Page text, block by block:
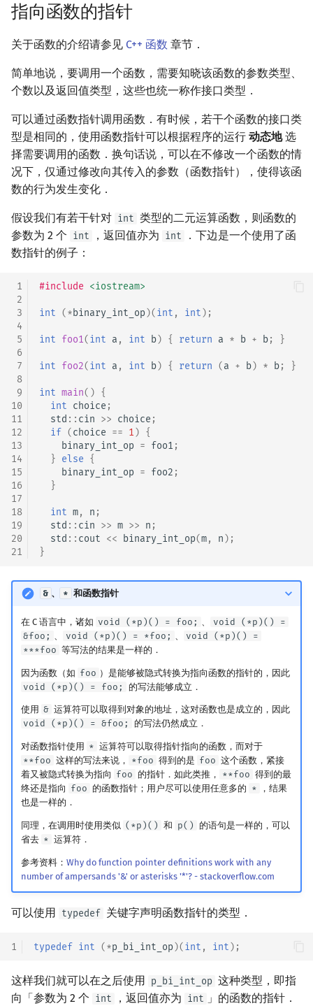
指向函数的指针
关于函数的介绍请参见 C++ 函数 章节．
简单地说，要调用一个函数，需要知晓该函数的参数类型、
个数以及返回值类型，这些也统一称作接口类型．
可以通过函数指针调用函数．有时候，若干个函数的接口类
型是相同的，使用函数指针可以根据程序的运行 动态地选
择需要调用的函数．换句话说，可以在不修改一个函数的情
况下，仅通过修改向其传入的参数（函数指针），使得该函
数的行为发生变化．
假设我们有若干针对 int 类型的二元运算函数，则函数的
参数为 2 个 int ，返回值亦为 int
．下边是一个使用了函
数指针的例子：
1
2
3
4
5
6
7
8
9
10
11
12
13
14
15
16
17
18
19
20
21
#include <iostream>
int (*binary_int_op)(int , int);
int foo1(int a , int b) { return a * b + b; }
int foo2(int a , int b) { return (a + b) * b; }
int main() {
int choice ;
std :: cin >> choice ;
if (choice == 1) {
binary_int_op = foo1 ;
} else {
binary_int_op = foo2 ;
}
int m, n ;
std :: cin >> m >> n ;
std :: cout << binary_int_op(m, n);
}
& 、 * 和函数指针
在 C 语言中，诸如 void (*p)() = foo;
void (*p)() =
&foo;
void (*p)() = *foo;
void (*p)() =
***foo 等写法的结果是一样的．
因为函数（如 foo ）是能够被隐式转换为指向函数的指针的，因此
void (*p)() = foo;
的写法能够成立．
使用 & 运算符可以取得到对象的地址，这对函数也是成立的，因此
void (*p)() = &foo;
的写法仍然成立．
对函数指针使用 * 运算符可以取得指针指向的函数，而对于
**foo 这样的写法来说， *foo 得到的是 foo 这个函数，紧接
着又被隐式转换为指向 foo 的指针．如此类推， **foo 得到的最
终还是指向 foo 的函数指针；用户尽可以使用任意多的 *
，结果
也是一样的．
同理，在调用时使用类似 (*p)() 和 p()
的语句是一样的，可以
省去 * 运算符．
参考资料： Why do function pointer definitions work with any
number of ampersands '&' or asterisks '*'? - stackoverflow.com
可以使用 typedef 关键字声明函数指针的类型．
1 typedef int (*p_bi_int_op)(int , int);
这样我们就可以在之后使用 p_bi_int_op 这种类型，即指
向「参数为 2 个 int ，返回值亦为 int 」的函数的指针．